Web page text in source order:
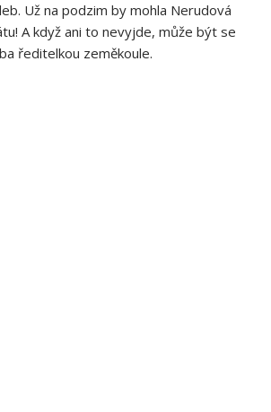
Už na podzim by mohla Nerudová
A když ani to nevyjde, může být se
ředitelkou zeměkoule.